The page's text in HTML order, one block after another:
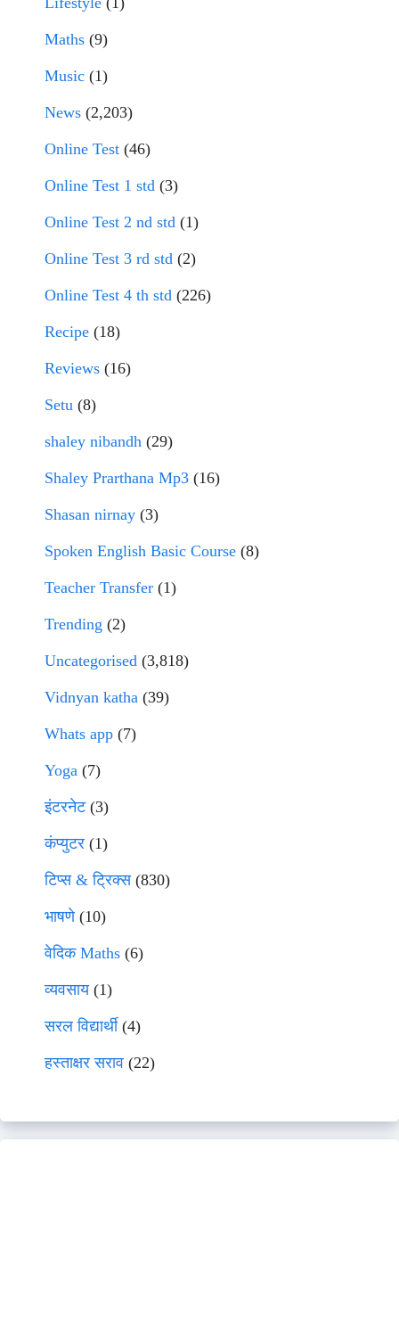
Maths (9)
Music (1)
News (2,203)
Online Test (46)
Online Test 1 std (3)
Online Test 2 nd std (1)
Online Test 3 rd std (2)
Online Test 4 th std (226)
Recipe (18)
Reviews (16)
Setu (8)
shaley nibandh (29)
Shaley Prarthana Mp3 (16)
Shasan nirnay (3)
Spoken English Basic Course (8)
Teacher Transfer (1)
Trending (2)
Uncategorised (3,818)
Vidnyan katha (39)
Whats app (7)
Yoga (7)
इंटरनेट(3)
कंप्युटर (1)
टिप्स & ट्रिक्स(830)
भाषणे(10)
वेदिक Maths (6)
व्यवसाय(1)
सरल विद्यार्थी(4)
हस्ताक्षर सराव (22)